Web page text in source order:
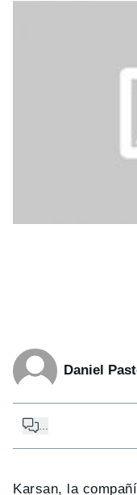
Daniel
Karsan, la